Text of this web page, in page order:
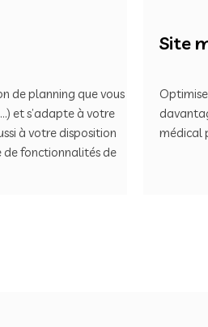
de planning que vous
et s’adapte à votre
à votre disposition
de fonctionnalités de
Site
médical